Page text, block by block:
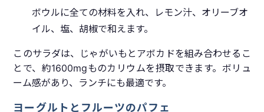
ボウルに全ての材料を入れ、レモン汁、オリーブオ
イル、塩、胡椒で和えます。
このサラダは、じゃがいもとアボカドを組み合わせるこ
とで、約1600mgものカリウムを摂取できます。ボリュ
ーム感があり、ランチにも最適です。
ヨーグルトとフルーツのパフェ